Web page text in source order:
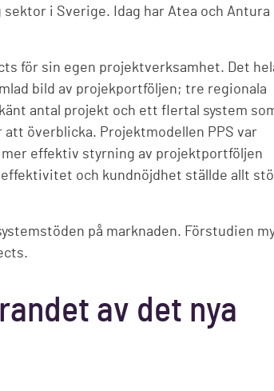
i Sverige. Idag har Atea och
för sin egen projektverksamhet. Det
bild av projekportföljen; tre regionala
antal projekt och ett flertal system
överblicka. Projektmodellen PPS var
effektiv styrning av projektportföljen
och kundnöjdhet ställde allt
på marknaden. Förstudien
av det nya